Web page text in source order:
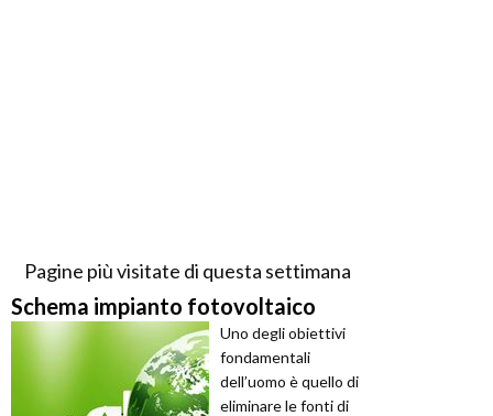
Pagine più visitate di questa settimana
Schema impianto fotovoltaico
Uno degli obiettivi
fondamentali
dell’uomo è quello di
eliminare le fonti di